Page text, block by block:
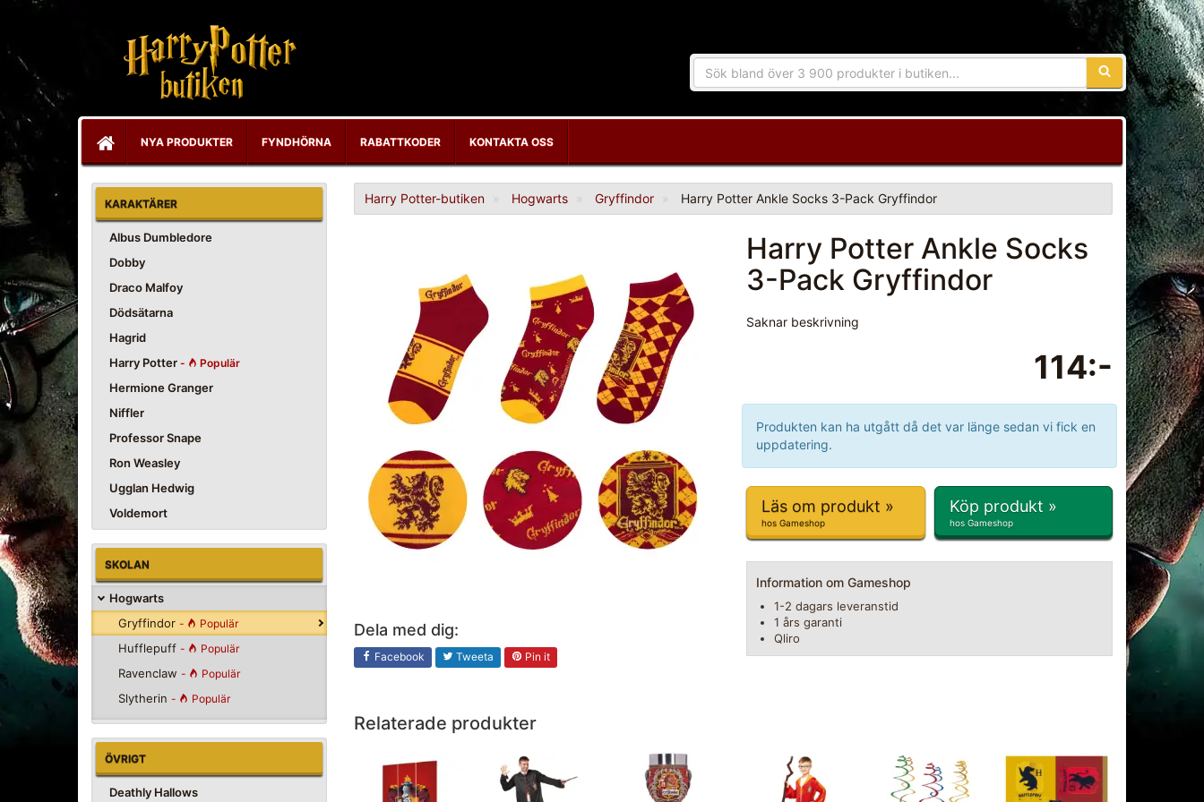
Sökfras:
NYA PRODUKTER FYNDHÖRNA RABATTKODER KONTAKTA OSS
KARAKTÄRER
Albus Dumbledore
Dobby
Draco Malfoy
Dödsätarna
Hagrid
Harry Potter - Populär
Hermione Granger
Niffler
Professor Snape
Ron Weasley
Ugglan Hedwig
Voldemort
SKOLAN
Hogwarts
Gryffindor - Populär
Hufflepuff - Populär
Ravenclaw - Populär
Slytherin - Populär
ÖVRIGT
Deathly Hallows
Harry Potter-butiken Hogwarts Gryffindor Harry Potter Ankle Socks 3-Pack Gryffindor
Dela med dig:
Facebook Tweeta Pin it
Harry Potter Ankle Socks
3-Pack Gryffindor
Saknar beskrivning
114:-
Produkten kan ha utgått då det var länge sedan vi fick en
uppdatering.
Läs om produkt »
hos Gameshop
Köp produkt »
hos Gameshop
Information om Gameshop
1-2 dagars leveranstid
1 års garanti
Qliro
Relaterade produkter